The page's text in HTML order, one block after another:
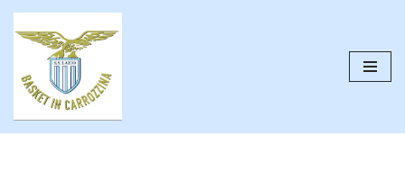
contenuto